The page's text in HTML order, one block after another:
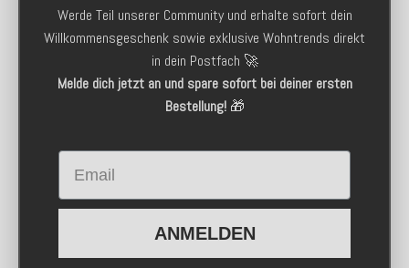
Werde Teil unserer Community und erhalte sofort dein
Willkommensgeschenk sowie exklusive Wohntrends direkt
in dein Postfach 🚀
Melde dich jetzt an und spare sofort bei deiner ersten
Bestellung!🎁
Email
ANMELDEN